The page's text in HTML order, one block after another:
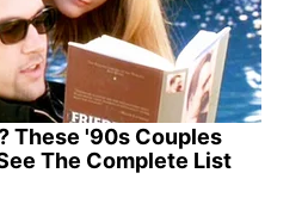
These '90s Couples
The Complete List